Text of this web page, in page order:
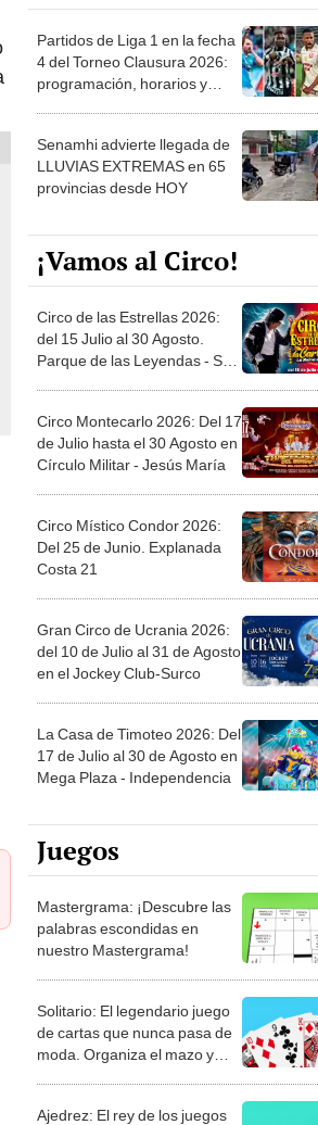
Partidos de Liga 1 en la fecha
4 del Torneo Clausura 2026:
programación, horarios y
Senamhi advierte llegada de
LLUVIAS EXTREMAS en 65
provincias desde HOY
¡Vamos al Circo!
Circo de las Estrellas 2026:
del 15 Julio al 30 Agosto.
Parque de las Leyendas - San
Circo Montecarlo 2026: Del 17
de Julio hasta el 30 Agosto en
Círculo Militar - Jesús María
Circo Místico Condor 2026:
Del 25 de Junio. Explanada
Costa 21
Gran Circo de Ucrania 2026:
del 10 de Julio al 31 de Agosto
en el Jockey Club-Surco
La Casa de Timoteo 2026: Del
17 de Julio al 30 de Agosto en
Mega Plaza - Independencia
Juegos
Mastergrama: ¡Descubre las
palabras escondidas en
nuestro Mastergrama!
Solitario: El legendario juego
de cartas que nunca pasa de
moda. Organiza el mazo y
Ajedrez: El rey de los juegos